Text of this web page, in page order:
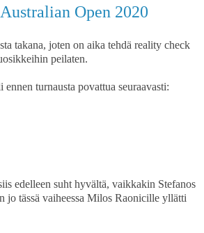
Open 2020
takana, joten on aika tehdä reality check
peilaten.
turnausta povattua seuraavasti:
edelleen suht hyvältä, vaikkakin Stefanos
jo tässä vaiheessa Milos Raonicille yllätti